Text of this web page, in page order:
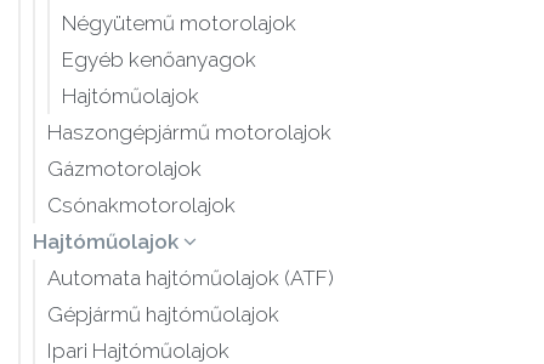
Négyütemű motorolajok
Egyéb kenőanyagok
Hajtóműolajok
Haszongépjármű motorolajok
Gázmotorolajok
Csónakmotorolajok
Hajtóműolajok
Automata hajtóműolajok (ATF)
Gépjármű hajtóműolajok
Ipari Hajtóműolajok